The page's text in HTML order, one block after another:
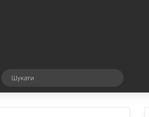
Випадкова стаття